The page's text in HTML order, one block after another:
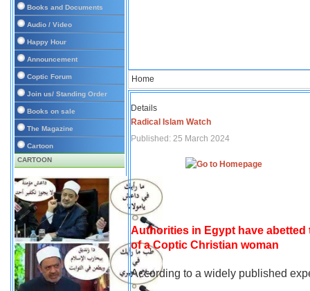
Books and Documents
Audio / Video
Happy Hour
Announcement
Coptic Forum
Join us/ Standing Order
Books on sale
The Magazine
Cartoon
CARTOON
Home
Details
Radical Islam Watch
Published: 25 March 2024
Authorities in Egypt have
of a Coptic Christian woman
According to a widely published